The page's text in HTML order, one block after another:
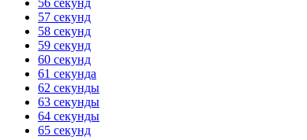
56 секунд
57 секунд
58 секунд
59 секунд
60 секунд
61 секунда
62 секунды
63 секунды
64 секунды
65 секунд